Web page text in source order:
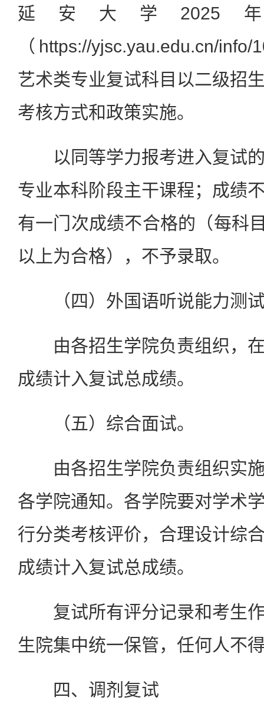
延安大学2025
（https://yjsc.yau.edu.cn/
艺术类专业复试科目以二级招
考核方式和政策实施。
以同等学力报考进入复试的
专业本科阶段主干课程；成绩
有一门次成绩不合格的（每科
以上为合格），不予录取。
（四）外国语听说能力测
由各招生学院负责组织，在
成绩计入复试总成绩。
（五）综合面试。
由各招生学院负责组织实施
各学院通知。各学院要对学术
行分类考核评价，合理设计综
成绩计入复试总成绩。
复试所有评分记录和考生作
生院集中统一保管，任何人不
四、调剂复试